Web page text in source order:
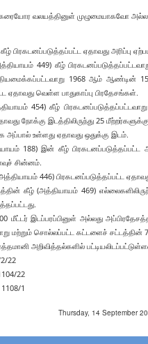
வலயத்தினுள் முழுமையாகவோ
ஏதாவது அரிப்பு
449) கீழ்
1968 ஆம் ஆண்டின்
ஏதாவது வெள்ள பாதுகாப்பு பிரதேசங்கள்.
454) கீழ்
நோக்கு இடத்திலிருந்து 25
உள்ளது ஏதாவது ஒதுக்கு இடம்.
188) இன் கீழ் பிரகடனப்படுத்தப்பட்ட
சின்னம்.
446) பிரகடனப்படுத்தப்பட்ட
கீழ் (அத்தியாயம் 469)
இடப்பரப்பினுள் அல்லது
மற்றும் சொல்லப்பட்ட கட்டளைச் சட்டத்தின்
வர்த்தமானி அறிவித்தல்களில்
22
22
1
Thursday, 14 September